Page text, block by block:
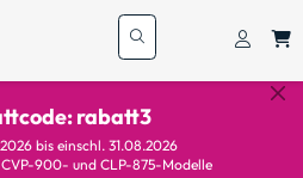
rabatt3
bis einschl. 31.08.2026
900- und CLP-875-Modelle